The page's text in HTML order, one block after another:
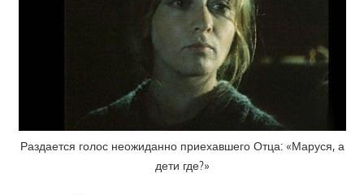
Раздается голос неожиданно приехавшего Отца: «Маруся, а
дети где?»